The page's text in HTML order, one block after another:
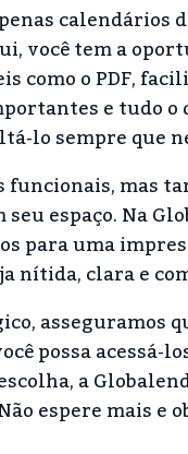
calendários
você tem a
como o PDF,
e tudo
lo sempre que
funcionais, mas
espaço. Na
para uma
nítida, clara e
asseguramos
possa
a
espere mais e